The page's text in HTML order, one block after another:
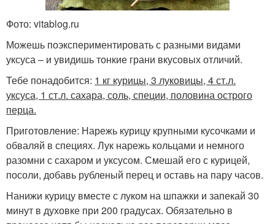
Фото: vitablog.ru
Можешь поэкспериментировать с разными видами
уксуса – и увидишь тонкие грани вкусовых отличий.
Тебе понадобится: 1 кг курицы, 3 луковицы, 4 ст.л.
уксуса, 1 ст.л. сахара, соль, специи, половина острого
перца.
Приготовление: Нарежь курицу крупными кусочками и
обваляй в специях. Лук нарежь кольцами и немного
разомни с сахаром и уксусом. Смешай его с курицей,
посоли, добавь рубленый перец и оставь на пару часов.
Нанижи курицу вместе с луком на шпажки и запекай 30
минут в духовке при 200 градусах. Обязательно в